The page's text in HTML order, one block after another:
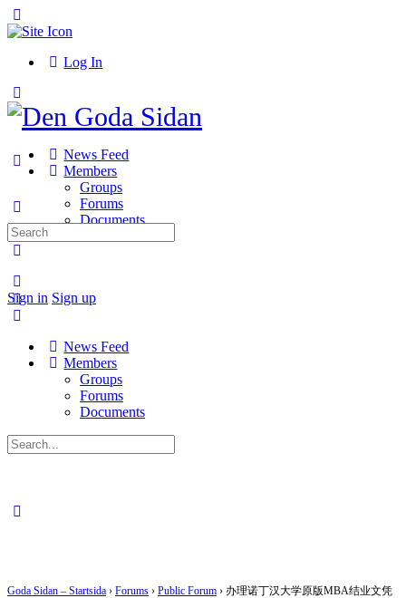
Side
Log In
Side
Panel
News Feed
Members
Groups
Forums
Documents
Sign in Sign up
Search
for:
News Feed
Members
Groups
Forums
Documents
Search
for:
Goda Sidan – Startsida › Forums › Public Forum › 办理诺丁汉大学原版MBA结业文凭